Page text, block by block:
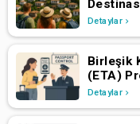
Detaylar
Birleşik
(ETA)
İsviçre
Detaylar